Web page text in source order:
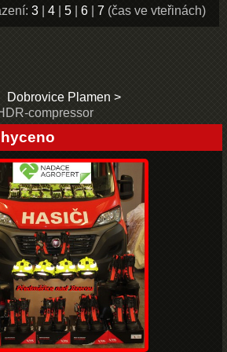
3 4 5 6 7 (čas ve vteřinách)
Dobrovice Plamen
compressor